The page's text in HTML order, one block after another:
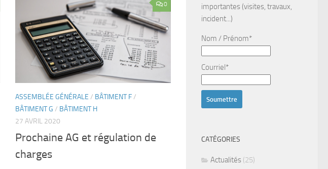
0
ASSEMBLÉE GÉNÉRALE / BÂTIMENT F/
BÂTIMENT G / BÂTIMENT H
27 AVRIL 2020
Prochaine AG et régulation de
charges
importantes (visites, travaux,
incident...)
Nom / Prénom*
Courriel*
CATÉGORIES
Actualités (25)